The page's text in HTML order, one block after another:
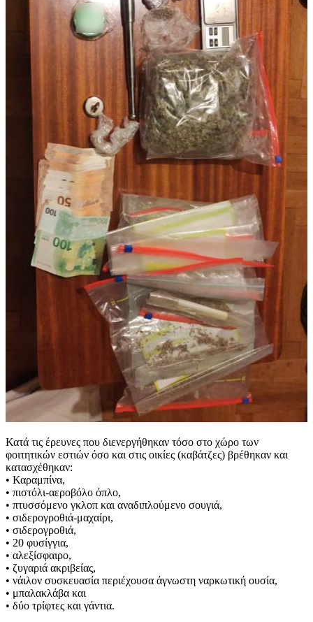
Κατά τις έρευνες που διενεργήθηκαν τόσο στο χώρο των
φοιτητικών εστιών όσο και στις οικίες (καβάτζες) βρέθηκαν και
κατασχέθηκαν:
• Καραμπίνα,
• πιστόλι-αεροβόλο όπλο,
• πτυσσόμενο γκλοπ και αναδιπλούμενο σουγιά,
• σιδερογροθιά-μαχαίρι,
• σιδερογροθιά,
• 20 φυσίγγια,
• αλεξίσφαιρο,
• ζυγαριά ακριβείας,
• νάιλον συσκευασία περιέχουσα άγνωστη ναρκωτική ουσία,
• μπαλακλάβα και
• δύο τρίφτες και γάντια.